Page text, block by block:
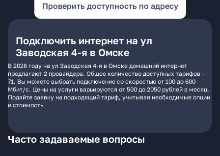
Проверить доступность по адресу
Подключить интернет на ул
Заводская 4-я в Омске
В 2026 году на ул Заводская 4-я в Омске домашний интернет
предлагают 2 провайдера. Общее количество доступных тарифов -
71. Вы можете выбрать подключение со скоростью от 100 до 600
Мбит/с. Цены на услуги варьируются от 500 до 2050 рублей в месяц.
Подайте заявку на подходящий тариф, учитывая необходимые опции
и стоимость.
Часто задаваемые вопросы